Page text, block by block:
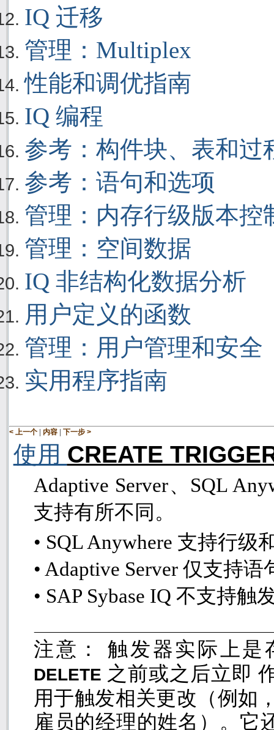
IQ 迁移
管理：Multiplex
性能和调优指南
IQ 编程
参考：构件块、表和过
参考：语句和选项
管理：内存行级版本控
管理：空间数据
IQ 非结构化数据分析
用户定义的函数
管理：用户管理和安全
实用程序指南
< 上一个 | 内容 | 下一步 >
使用 CREATE
Adaptive Server、 SQL
支持有所不同。
• SQL Anywhere 支持行级
• Adaptive Server 仅支持语
• SAP Sybase IQ 不支持触
注意： 触发器实际上
DELETE 之前或之后立即
用于触发相关更改（例如
雇员的经理的姓名）。它